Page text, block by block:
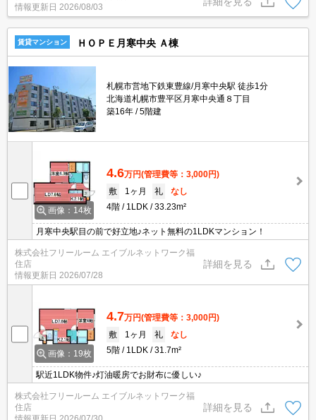
り。
情報更新日 2026/08/03
賃貸マンション ＨＯＰＥ月寒中央 Ａ棟
札幌市営地下鉄東豊線/月寒中央駅 徒歩1分
北海道札幌市豊平区月寒中央通８丁目
築16年
5階建
画像：14枚
4.6万円(管理費等：3,000円)
敷
1ヶ月 礼
なし
4階
1LDK 33.23m²
月寒中央駅目の前で好立地♪ネット無料の1LDKマンション！
株式会社フリールーム エイブルネットワーク福
住店
情報更新日 2026/07/28
詳細を見る
画像：19枚
4.7万円(管理費等：3,000円)
敷
1ヶ月 礼
なし
5階
1LDK 31.7m²
駅近1LDK物件♪灯油暖房でお財布に優しい♪
株式会社フリールーム エイブルネットワーク福
住店
詳細を見る